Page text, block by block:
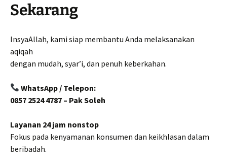
Sekarang
InsyaAllah, kami siap membantu Anda melaksanakan
aqiqah
dengan mudah, syar’i, dan penuh keberkahan.
WhatsApp / Telepon:
0857 2524 4787 – Pak Soleh
Layanan 24 jam nonstop
Fokus pada kenyamanan konsumen dan keikhlasan dalam
beribadah.